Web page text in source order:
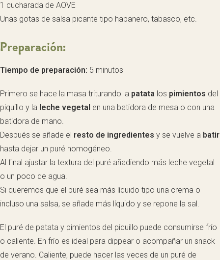
1 cucharada de AOVE
Unas gotas de salsa picante tipo habanero, tabasco, etc.
Preparación:
Tiempo de preparación: 5 minutos
Primero se hace la masa triturando la patata los pimientos del
piquillo y la leche vegetal en una batidora de mesa o con una
batidora de mano.
Después se añade el resto de ingredientes y se vuelve a batir
hasta dejar un puré homogéneo.
Al final ajustar la textura del puré añadiendo más leche vegetal
o un poco de agua.
Si queremos que el puré sea más líquido tipo una crema o
incluso una salsa, se añade más líquido y se repone la sal.
El puré de patata y pimientos del piquillo puede consumirse frío
o caliente. En frío es ideal para dippear o acompañar un snack
de verano. Caliente, puede hacer las veces de un puré de